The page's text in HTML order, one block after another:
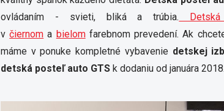
ovládaním - svieti, bliká a trúbia.
včiernom a bielomfarebnom prevedení. Ak
máme v ponuke kompletné vybaveniedetskej
detská posteľ auto GTS k dodaniu od januára 2018.